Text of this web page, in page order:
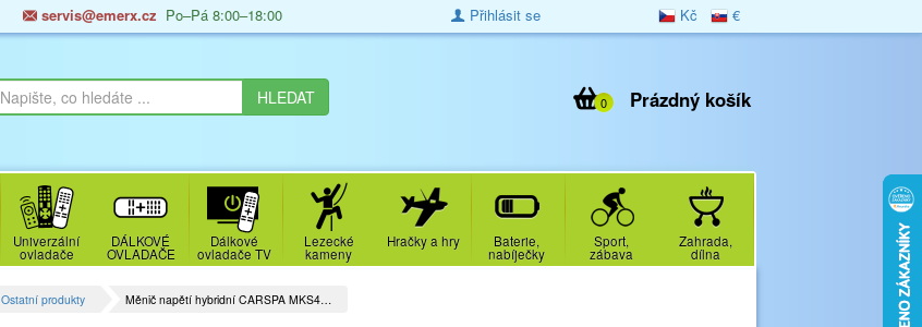
servis@emerx.cz Po–Pá 8:00–18:00 Kč €
Přihlásit se
Prázdný košík
0
Univerzální
ovladače
DÁLKOVÉ
OVLADAČE
Dálkové
ovladače TV
Lezecké
kameny
Hračky a hry Baterie,
nabíječky
Sport,
zábava
Zahrada,
dílna
Ostatní produkty Měnič napětí hybridní CARSPA MKS4…